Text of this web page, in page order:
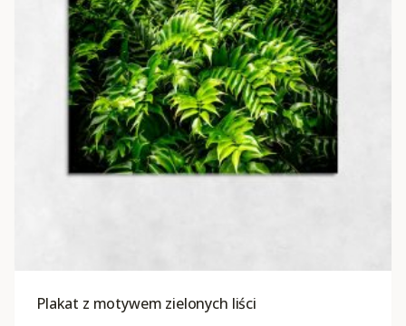
Plakat z motywem zielonych liści